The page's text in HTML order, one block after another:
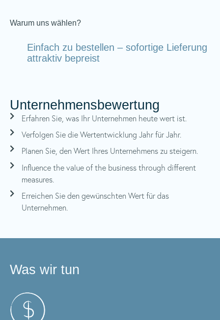
Warum uns wählen?
Einfach zu bestellen – sofortige Lieferung –
attraktiv bepreist
Unternehmensbewertung
Erfahren Sie, was Ihr Unternehmen heute wert ist.
Verfolgen Sie die Wertentwicklung Jahr für Jahr.
Planen Sie, den Wert Ihres Unternehmens zu steigern.
Influence the value of the business through different
measures.
Erreichen Sie den gewünschten Wert für das
Unternehmen.
Was wir tun